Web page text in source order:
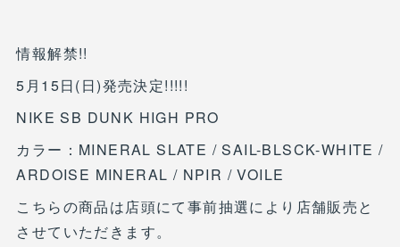
情報解禁!!
5月15日(日)発売決定!!!!!
NIKE SB DUNK HIGH PRO
カラー：MINERAL SLATE / SAIL-BLSCK-WHITE /
ARDOISE MINERAL / NPIR / VOILE
こちらの商品は店頭にて事前抽選により店舗販売と
させていただきます。